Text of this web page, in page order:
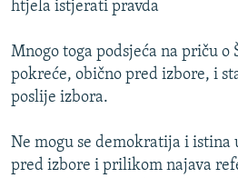
htjela istjerati pravda
Mnogo toga podsjeća na priču o
pokreće, obično pred izbore, i
poslije izbora.
Ne mogu se demokratija i istina
pred izbore i prilikom najava